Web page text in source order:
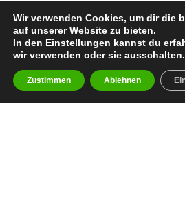
Wir verwenden Cookies, um dir die
auf unserer Website zu bieten.
In den Einstellungen kannst du
wir verwenden oder sie ausschalten.
Zustimmen Ablehnen